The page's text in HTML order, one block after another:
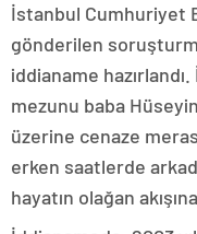
İstanbul Cumhuriyet
gönderilen
iddianame
mezunu baba
üzerine cenaze
erken saatlerde
hayatın olağan